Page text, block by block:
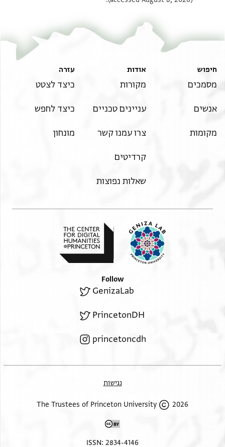
חיפוש
מסמכים
אנשים
מקומות
אודות
מקורות
עניינים טכניים
צרו עמנו קשר
קרדיטים
שאלות נפוצות
עזרה
כיצד לצטט
כיצד לחפש
מונחון
Follow
GenizaLab
PrincetonDH
princetoncdh
נגישות
2026 The Trustees of Princeton University
ISSN: 2834-4146